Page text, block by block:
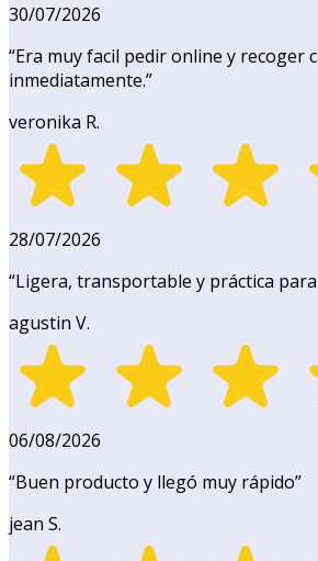
30/07/2026
“Era muy facil pedir online y recoger
inmediatamente.”
veronika R.
28/07/2026
“Ligera, transportable y práctica
agustin V.
06/08/2026
“Buen producto y llegó muy rápido”
jean S.